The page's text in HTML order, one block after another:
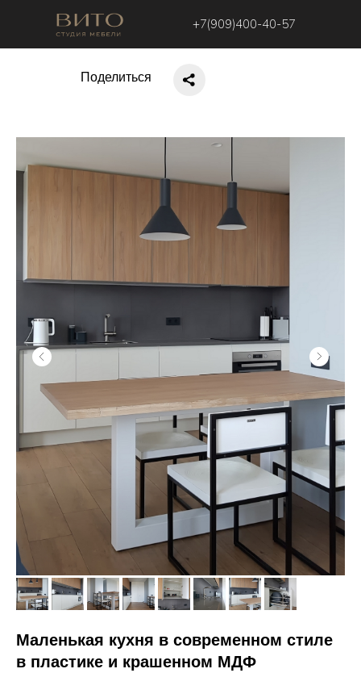
+7(909)400-40-57
Поделиться
Маленькая кухня в современном стиле
в пластике и крашенном МДФ